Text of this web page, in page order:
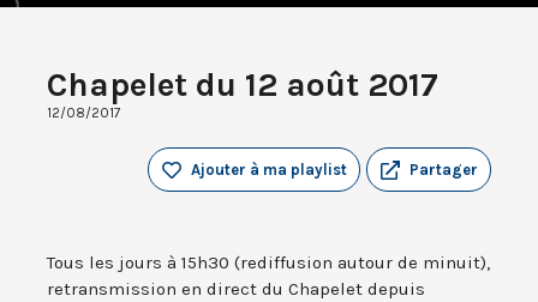
Chapelet du 12 août 2017
12/08/2017
Partager
Ajouter à ma playlist
Tous les jours à 15h30 (rediffusion autour de minuit),
retransmission en direct du Chapelet depuis